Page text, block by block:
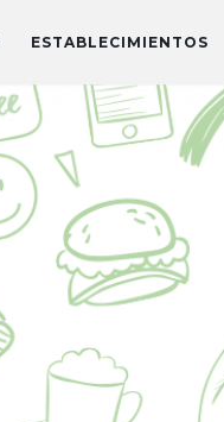
ESTABLECIMIENTOS